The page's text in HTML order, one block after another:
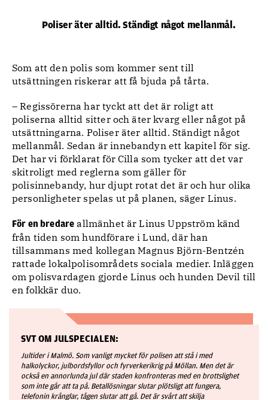
Poliser äter alltid. Ständigt något mellanmål.
Som att den polis som kommer sent till
utsättningen riskerar att få bjuda på tårta.
– Regissörerna har tyckt att det är roligt att
poliserna alltid sitter och äter kvarg eller något på
utsättningarna. Poliser äter alltid. Ständigt något
mellanmål. Sedan är innebandyn ett kapitel för sig.
Det har vi förklarat för Cilla som tycker att det var
skitroligt med reglerna som gäller för
polisinnebandy, hur djupt rotat det är och hur olika
personligheter spelas ut på planen, säger Linus.
För en bredare allmänhet är Linus Uppström känd
från tiden som hundförare i Lund, där han
tillsammans med kollegan Magnus Björn-Bentzén
rattade lokalpolisområdets sociala medier. Inläggen
om polisvardagen gjorde Linus och hunden Devil till
en folkkär duo.
SVT OM JULSPECIALEN:
Jultider i Malmö. Som vanligt mycket för polisen att stå i med
halkolyckor, julbordsfyllor och fyrverkerikrig på Möllan. Men det är
också en annorlunda jul där staden konfronteras med en brottslighet
som inte går att ta på. Betallösningar slutar plötsligt att fungera,
telefonin krånglar, tågen slutar att gå. Det är svårt att skilja